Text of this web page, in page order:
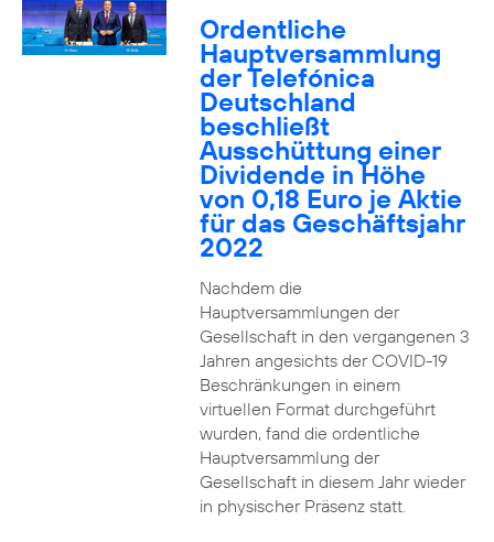
Ordentliche
Hauptversammlung
der Telefónica
Deutschland
beschließt
Ausschüttung einer
Dividende in Höhe
von 0,18 Euro je Aktie
für das Geschäftsjahr
2022
Nachdem die
Hauptversammlungen der
Gesellschaft in den vergangenen 3
Jahren angesichts der COVID-19
Beschränkungen in einem
virtuellen Format durchgeführt
wurden, fand die ordentliche
Hauptversammlung der
Gesellschaft in diesem Jahr wieder
in physischer Präsenz statt.